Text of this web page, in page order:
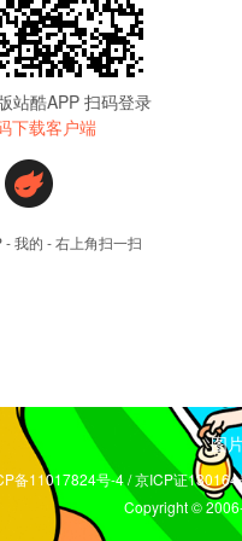
图
备11017824号-4 / 京ICP证
Copyright ©